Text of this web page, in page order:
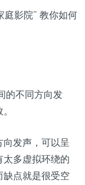
的不同方向发
发声，可以呈
多虚拟环绕的
点就是很受空